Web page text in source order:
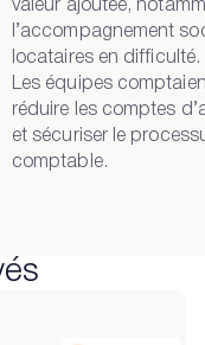
valeur ajoutée,
l’accompagnement
locataires en difficulté.
Les équipes
réduire les comptes
et sécuriser le
comptable.